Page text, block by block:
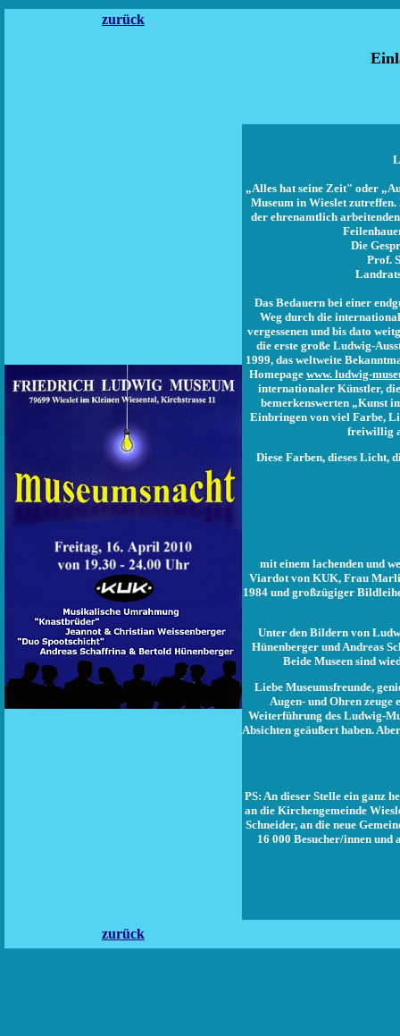
zurück
„Alles hat seine Zeit" oder
Museum in Wieslet
der ehrenamtlich
Die
Prof.
Das Bedauern bei einer
Weg durch die
vergessenen und bis dato
die erste große Ludwig-
1999, das weltweite
Homepage www. ludwig-
internationaler Künstler,
bemerkenswerten „Kunst
Einbringen von viel Farbe,
freiwillig
Diese Farben, dieses Licht,
mit einem lachenden und
Viardot von KUK, Frau
1984 und großzügiger
Unter den Bildern von
Hünenberger und Andreas
Beide Museen sind
Liebe Museumsfreunde,
Augen- und Ohren
Weiterführung des Ludwig-
Absichten geäußert haben.
PS: An dieser Stelle ein ganz
an die Kirchengemeinde
Schneider, an die neue
16 000 Besucher/innen
zurück